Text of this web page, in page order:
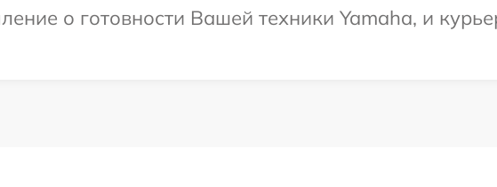
о готовности Вашей техники Yamaha, и